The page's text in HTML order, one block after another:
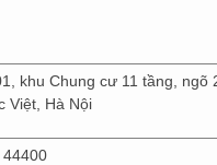
khu Chung cư 11 tầng, ngõ
Việt, Hà Nội
44400